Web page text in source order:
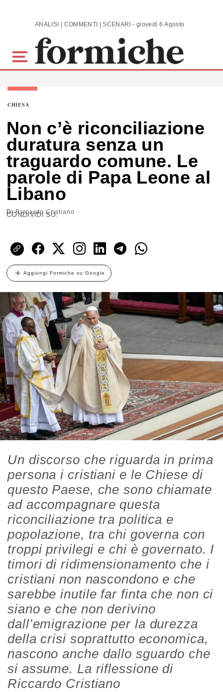
Skip to main content ANALISI | COMMENTI | SCENARI - giovedì 6 Agosto 2026
CHIESA
Non c’è riconciliazione
duratura senza un
traguardo comune. Le
parole di Papa Leone al
Libano
DiRiccardo Cristiano
CONDIVIDI SU:
Aggiungi Formiche su Google
Un discorso che riguarda in prima
persona i cristiani e le Chiese di
questo Paese, che sono chiamate
ad accompagnare questa
riconciliazione tra politica e
popolazione, tra chi governa con
troppi privilegi e chi è governato. I
timori di ridimensionamento che i
cristiani non nascondono e che
sarebbe inutile far finta che non ci
siano e che non derivino
dall’emigrazione per la durezza
della crisi soprattutto economica,
nascono anche dallo sguardo che
si assume. La riflessione di
Riccardo Cristiano